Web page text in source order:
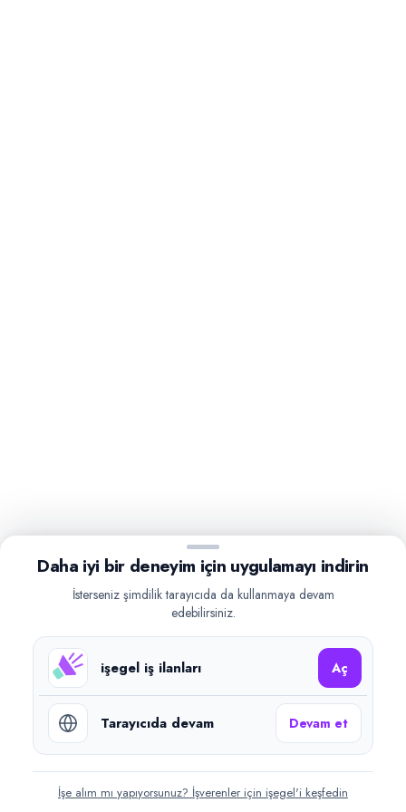
Daha iyi bir deneyim için uygulamayı indirin
İsterseniz şimdilik tarayıcıda da kullanmaya devam
edebilirsiniz.
işegel iş ilanları Aç
Tarayıcıda devam Devam et
İşe alım mı yapıyorsunuz? İşverenler için işegel'i keşfedin